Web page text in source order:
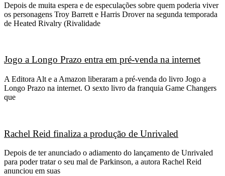
Depois de muita espera e de especulações sobre quem poderia viver
os personagens Troy Barrett e Harris Drover na segunda temporada
de Heated Rivalry (Rivalidade
Jogo a Longo Prazo entra em pré-venda na internet
A Editora Alt e a Amazon liberaram a pré-venda do livro Jogo a
Longo Prazo na internet. O sexto livro da franquia Game Changers
que
Rachel Reid finaliza a produção de Unrivaled
Depois de ter anunciado o adiamento do lançamento de Unrivaled
para poder tratar o seu mal de Parkinson, a autora Rachel Reid
anunciou em suas